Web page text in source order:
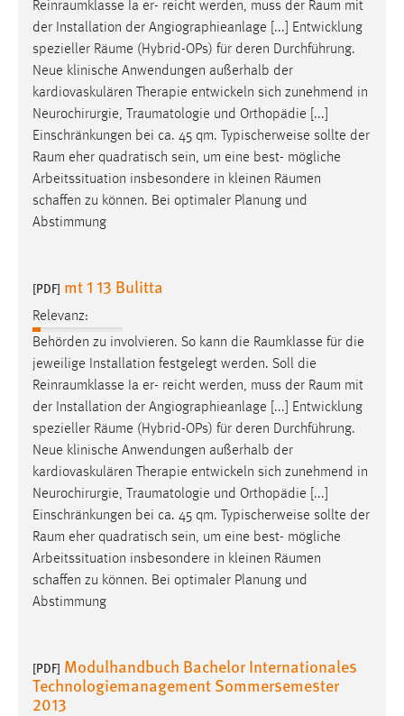
Reinraumklasse Ia er- reicht werden, muss der Raum mit
der Installation der Angiographieanlage [...] Entwicklung
spezieller Räume (Hybrid-OPs) für deren Durchführung.
Neue klinische Anwendungen außerhalb der
kardiovaskulären Therapie entwickeln sich zunehmend in
Neurochirurgie, Traumatologie und Orthopädie [...]
Einschränkungen bei ca. 45 qm. Typischerweise sollte der
Raum eher quadratisch sein, um eine best- mögliche
Arbeitssituation insbesondere in kleinen Räumen
schaffen zu können. Bei optimaler Planung und
Abstimmung
[PDF] mt 1 13 Bulitta
Relevanz:
Behörden zu involvieren. So kann die Raumklasse für die
jeweilige Installation festgelegt werden. Soll die
Reinraumklasse Ia er- reicht werden, muss der Raum mit
der Installation der Angiographieanlage [...] Entwicklung
spezieller Räume (Hybrid-OPs) für deren Durchführung.
Neue klinische Anwendungen außerhalb der
kardiovaskulären Therapie entwickeln sich zunehmend in
Neurochirurgie,
Traumatologie und Orthopädie [...]
Einschränkungen bei ca. 45 qm. Typischerweise sollte der
Raum eher quadratisch sein, um eine best- mögliche
Arbeitssituation insbesondere in kleinen Räumen
schaffen zu können. Bei optimaler Planung und
Abstimmung
[PDF] Modulhandbuch Bachelor Internationales
Technologiemanagement Sommersemester
2013